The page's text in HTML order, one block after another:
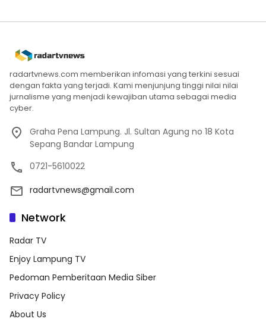
radartvnews.com memberikan infomasi yang terkini sesuai
dengan fakta yang terjadi. Kami menjunjung tinggi nilai nilai
jurnalisme yang menjadi kewajiban utama sebagai media
cyber.
Graha Pena Lampung. Jl. Sultan Agung no 18 Kota
Sepang Bandar Lampung
0721-5610022
radartvnews@gmail.com
Network
Radar TV
Enjoy Lampung TV
Pedoman Pemberitaan Media Siber
Privacy Policy
About Us